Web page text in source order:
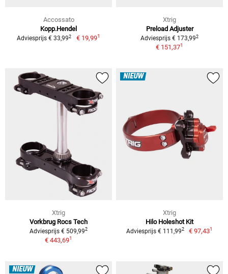
Accossato
Kopp.Hendel
Adviesprijs € 33,992 € 19,991
Xtrig
Preload Adjuster
Adviesprijs € 173,992
€ 151,371
Xtrig
Vorkbrug Rocs Tech
Adviesprijs € 509,992
€ 443,691
NIEUW
Xtrig
Hilo Holeshot Kit
Adviesprijs € 111,992 € 97,431
NIEUW